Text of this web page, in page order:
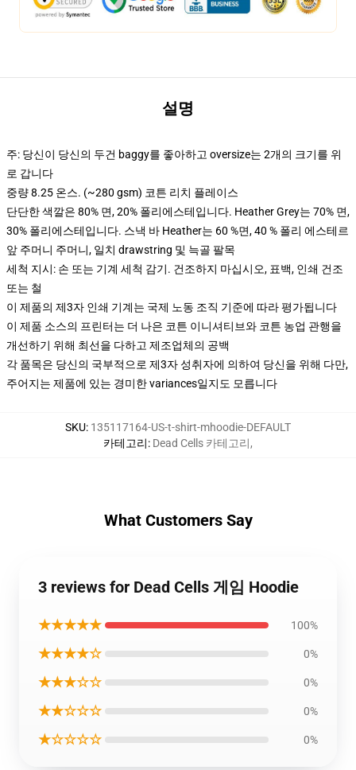
설명
주: 당신이 당신의 두건 baggy를 좋아하고 oversize는 2개의 크기를 위
로 갑니다
중량 8.25 온스. (~280 gsm) 코튼 리치 플레이스
단단한 색깔은 80% 면, 20% 폴리에스테입니다. Heather Grey는 70% 면,
30% 폴리에스테입니다. 스낵 바 Heather는 60 %면, 40 % 폴리 에스테르
앞 주머니 주머니, 일치 drawstring 및 늑골 팔목
세척 지시: 손 또는 기계 세척 감기. 건조하지 마십시오, 표백, 인쇄 건조
또는 철
이 제품의 제3자 인쇄 기계는 국제 노동 조직 기준에 따라 평가됩니다
이 제품 소스의 프린터는 더 나은 코튼 이니셔티브와 코튼 농업 관행을
개선하기 위해 최선을 다하고 제조업체의 공백
각 품목은 당신의 국부적으로 제3자 성취자에 의하여 당신을 위해 다만,
주어지는 제품에 있는 경미한 variances일지도 모릅니다
SKU: 135117164-US-t-shirt-mhoodie-DEFAULT
카테고리: Dead Cells 카테고리,
What Customers Say
3 reviews for Dead Cells 게임 Hoodie
★★★★★ 100%
★★★★☆ 0%
★★★☆☆ 0%
★★☆☆☆ 0%
★☆☆☆☆ 0%